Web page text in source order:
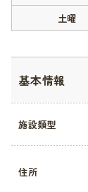
土曜
基本情報
施設類型
住所